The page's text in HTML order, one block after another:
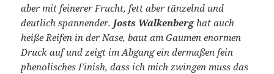
aber mit feinerer Frucht, fett aber tänzelnd und
deutlich spannender. Josts Walkenberghat auch
heiße Reifen in der Nase, baut am Gaumen enormen
Druck auf und zeigt im Abgang ein dermaßen fein
phenolisches Finish, dass ich mich zwingen muss das